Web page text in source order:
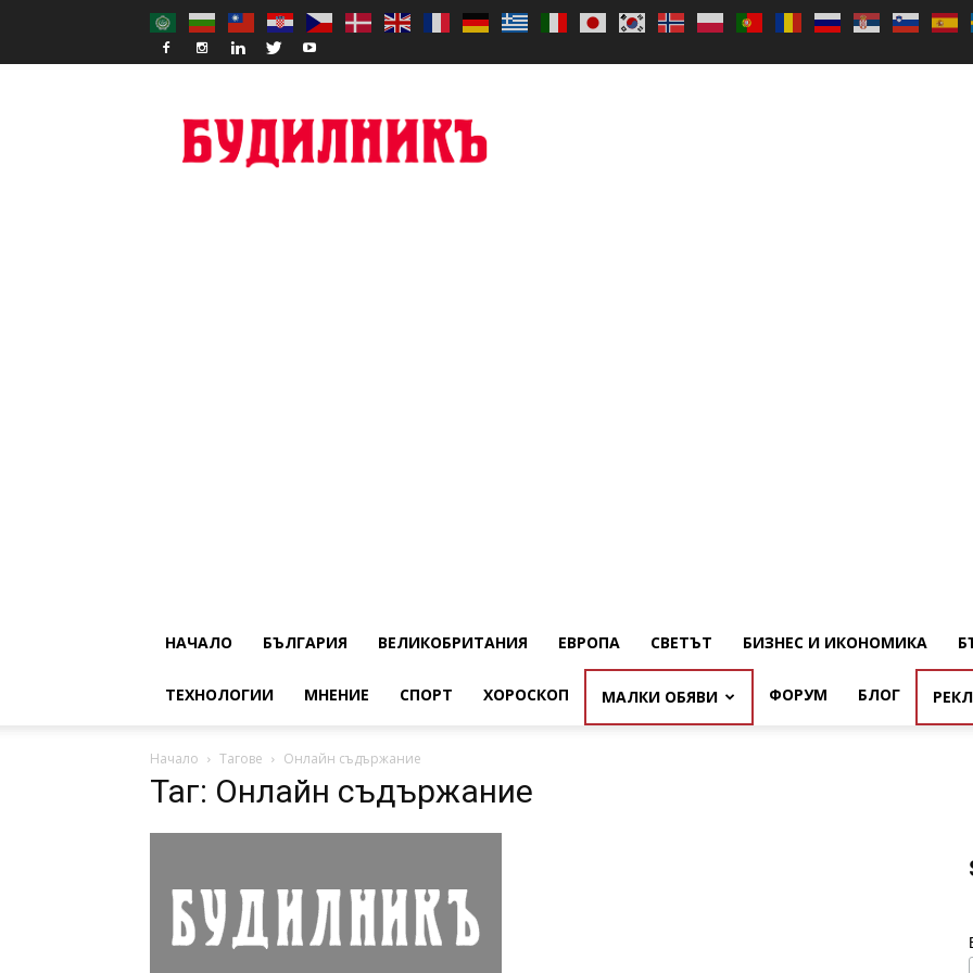
НАЧАЛО БЪЛГАРИЯ ВЕЛИКОБРИТАНИЯ ЕВРОПА СВЕТЪТ БИЗНЕС И ИКОНОМИКА
ТЕХНОЛОГИИ МНЕНИЕ СПОРТ ХОРОСКОП МАЛКИ ОБЯВИ ФОРУМ БЛОГ
Начало Тагове Онлайн съдържание
Таг: Онлайн съдържание